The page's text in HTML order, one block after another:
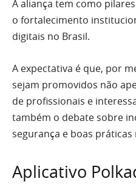
A aliança tem como
o fortalecimento
digitais no Brasil.
A expectativa é que, por
sejam promovidos não
de profissionais e
também o debate sobre
segurança e boas
Aplicativo